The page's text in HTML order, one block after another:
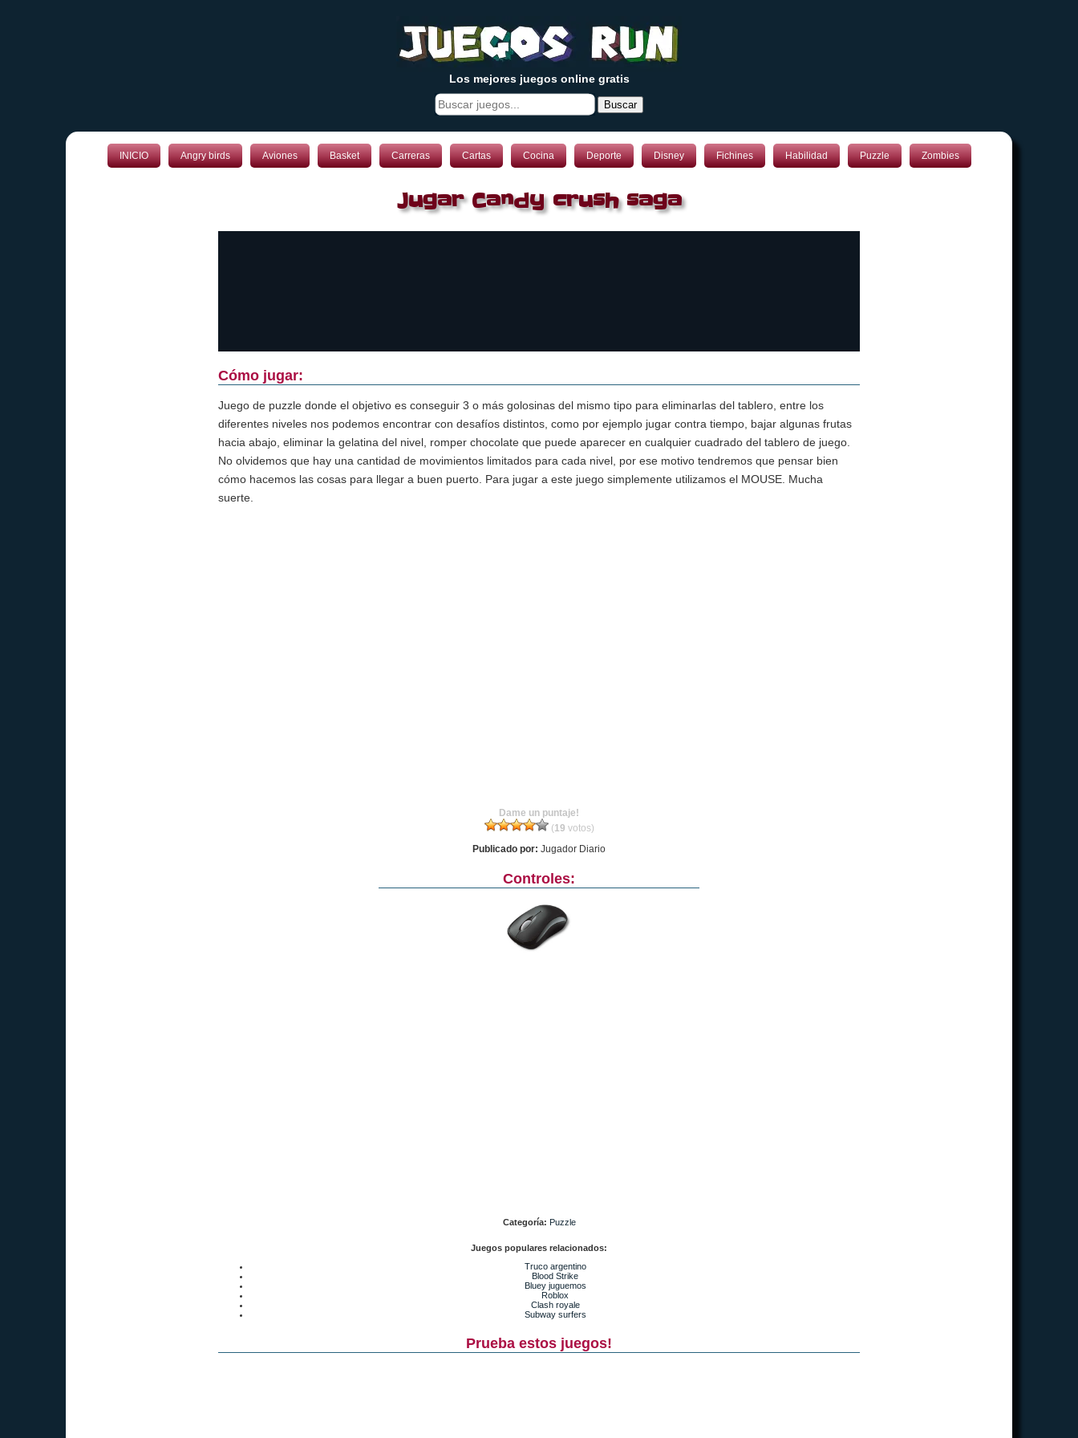
Los mejores juegos online gratis
Buscar
INICIO Angry birds Aviones Basket Carreras Cartas Cocina Deporte Disney Fichines Habilidad Puzzle Zombies
Jugar Candy crush saga
Cómo jugar:
Juego de puzzle donde el objetivo es conseguir 3 o más golosinas del mismo tipo para eliminarlas del tablero, entre los
diferentes niveles nos podemos encontrar con desafíos distintos, como por ejemplo jugar contra tiempo, bajar algunas frutas
hacia abajo, eliminar la gelatina del nivel, romper chocolate que puede aparecer en cualquier cuadrado del tablero de juego.
No olvidemos que hay una cantidad de movimientos limitados para cada nivel, por ese motivo tendremos que pensar bien
cómo hacemos las cosas para llegar a buen puerto. Para jugar a este juego simplemente utilizamos el MOUSE. Mucha
suerte.
Dame un puntaje!
(19 votos)
Publicado por: Jugador Diario
Controles:
Categoría: Puzzle
Juegos populares relacionados:
Truco argentino
Blood Strike
Bluey juguemos
Roblox
Clash royale
Subway surfers
Prueba estos juegos!